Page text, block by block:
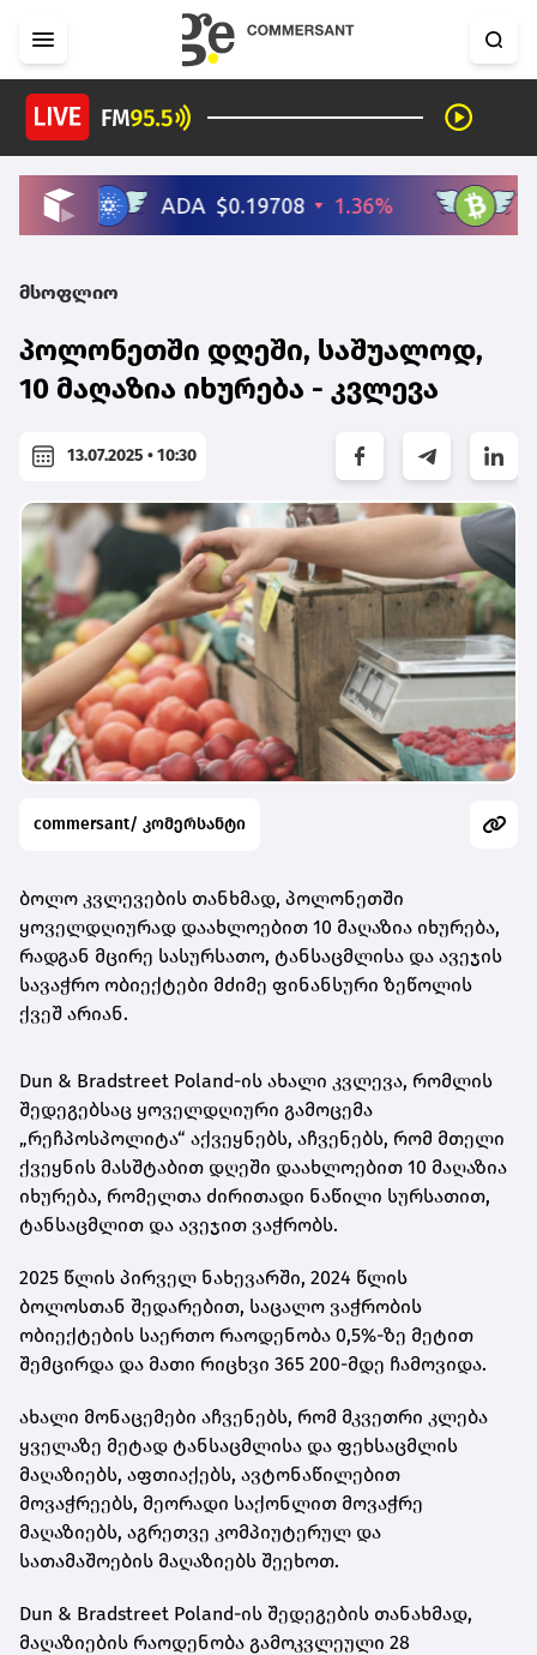
მსოფლიო
პოლონეთში დღეში, საშუალოდ,
10 მაღაზია იხურება - კვლევა
13.07.2025 • 10:30
commersant/ კომერსანტი
ბოლო კვლევების თანხმად, პოლონეთში
ყოველდღიურად დაახლოებით 10 მაღაზია იხურება,
რადგან მცირე სასურსათო, ტანსაცმლისა და ავეჯის
სავაჭრო ობიექტები მძიმე ფინანსური ზეწოლის
ქვეშ არიან.
Dun & Bradstreet Poland-ის ახალი კვლევა, რომლის
შედეგებსაც ყოველდღიური გამოცემა
„რეჩპოსპოლიტა“ აქვეყნებს, აჩვენებს, რომ მთელი
ქვეყნის მასშტაბით დღეში დაახლოებით 10 მაღაზია
იხურება, რომელთა ძირითადი ნაწილი სურსათით,
ტანსაცმლით და ავეჯით ვაჭრობს.
2025 წლის პირველ ნახევარში, 2024 წლის
ბოლოსთან შედარებით, საცალო ვაჭრობის
ობიექტების საერთო რაოდენობა 0,5%-ზე მეტით
შემცირდა და მათი რიცხვი 365 200-მდე ჩამოვიდა.
ახალი მონაცემები აჩვენებს, რომ მკვეთრი კლება
ყველაზე მეტად ტანსაცმლისა და ფეხსაცმლის
მაღაზიებს, აფთიაქებს, ავტონაწილებით
მოვაჭრეებს, მეორადი საქონლით მოვაჭრე
მაღაზიებს, აგრეთვე კომპიუტერულ და
სათამაშოების მაღაზიებს შეეხოთ.
Dun & Bradstreet Poland-ის შედეგების თანახმად,
მაღაზიების რაოდენობა გამოკვლეული 28